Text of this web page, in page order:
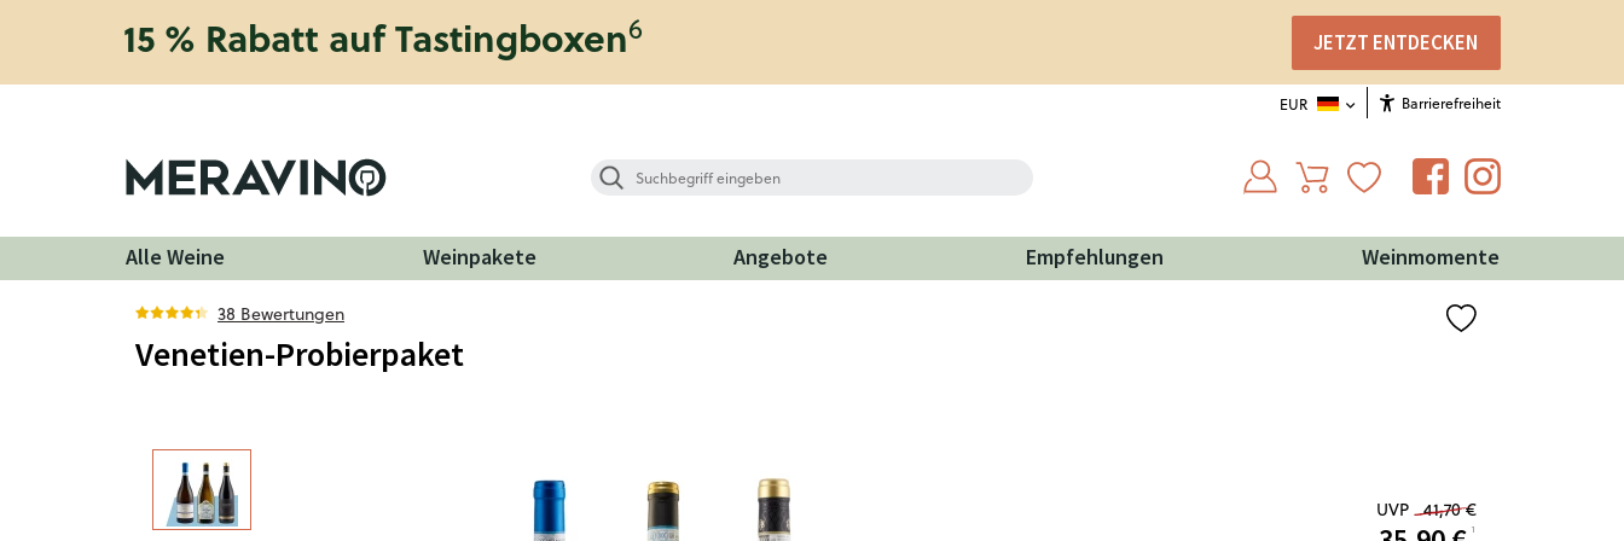
15 % Rabatt auf Tastingboxen6 JETZT ENTDECKEN
Barrierefreiheit
EUR
Alle Weine Weinpakete Angebote Empfehlungen Weinmomente
38 Bewertungen
Venetien-Probierpaket
UVP 41,70 €
¹